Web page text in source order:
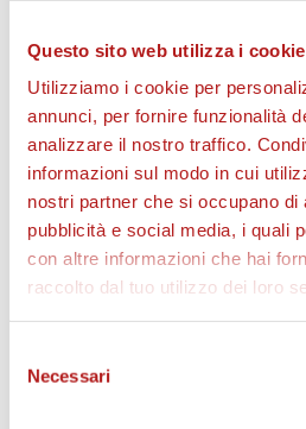
Questo sito web utilizza i cookie
Utilizziamo i cookie per
annunci, per fornire funzionalità
analizzare il nostro traffico.
informazioni sul modo in cui
nostri partner che si occupano di
pubblicità e social media, i quali
con altre informazioni che hai
raccolto dal tuo utilizzo dei loro
delNecessari
Il diagonale vincente di